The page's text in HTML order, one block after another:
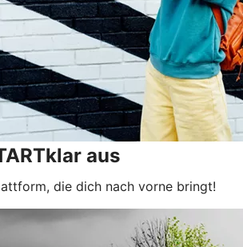
aus
die dich nach vorne bringt!